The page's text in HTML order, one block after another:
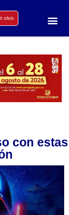
vivo
con estas